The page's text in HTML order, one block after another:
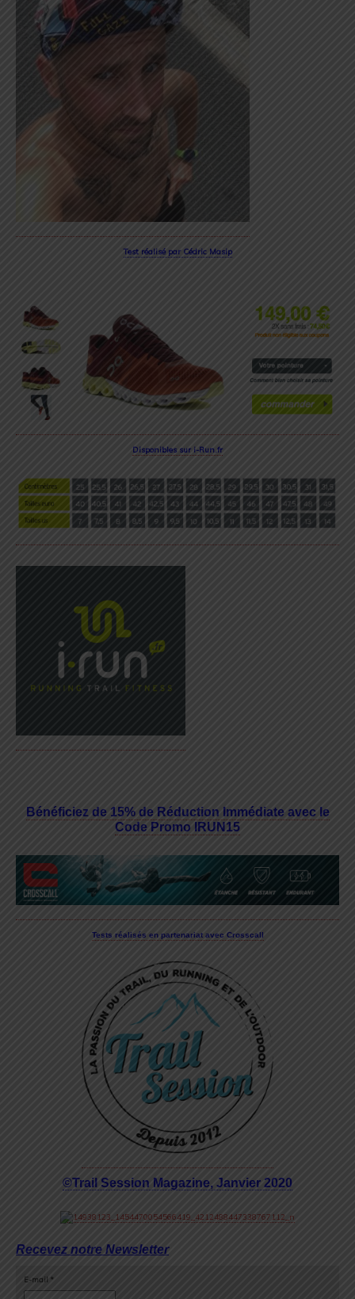
Test réalisé par Cédric Masip
Disponibles sur i-Run.fr
Bénéficiez de 15% de Réduction Immédiate avec le
Code Promo IRUN15
Tests réalisés en partenariat avec Crosscall
©Trail Session Magazine, Janvier 2020
Recevez notre Newsletter
E-mail *